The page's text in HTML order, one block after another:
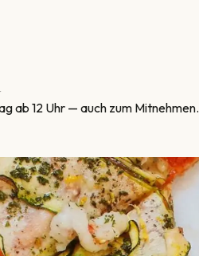
ab 12 Uhr — auch zum Mitnehmen.